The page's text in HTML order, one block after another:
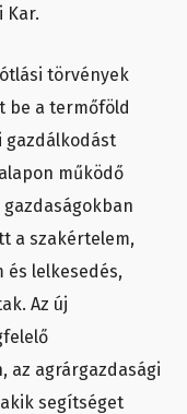
Kar.
törvények
be a termőföld
gazdálkodást
működő
a szakértelem,
lelkesedés,
Az új
az agrárgazdasági
segítséget